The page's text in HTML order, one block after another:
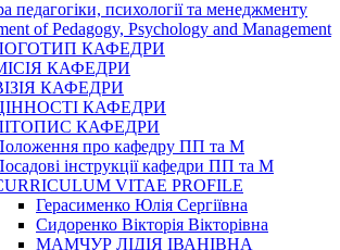
педагогіки, психології та менеджменту
of Pedagogy, Psychology and Management
КАФЕДРИ
КАФЕДРИ
КАФЕДРИ
КАФЕДРИ
КАФЕДРИ
про кафедру ПП та М
інструкції кафедри ПП та М
VITAE PROFILE
Герасименко Юлія Сергіївна
Сидоренко Вікторія Вікторівна
МАМЧУР ЛІДІЯ ІВАНІВНА